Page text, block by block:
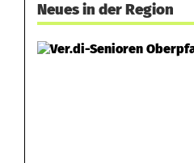
Neues in der Region